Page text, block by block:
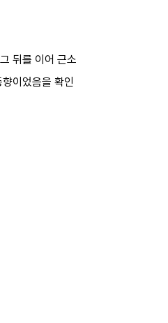
뒤를 이어 근소
이었음을 확인